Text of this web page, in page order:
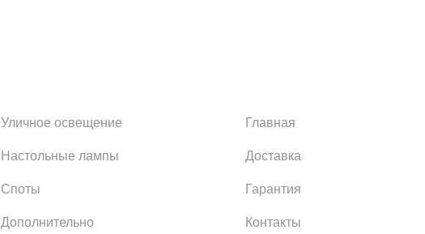
Уличное освещение
Настольные лампы
Споты
Дополнительно
Главная
Доставка
Гарантия
Контакты